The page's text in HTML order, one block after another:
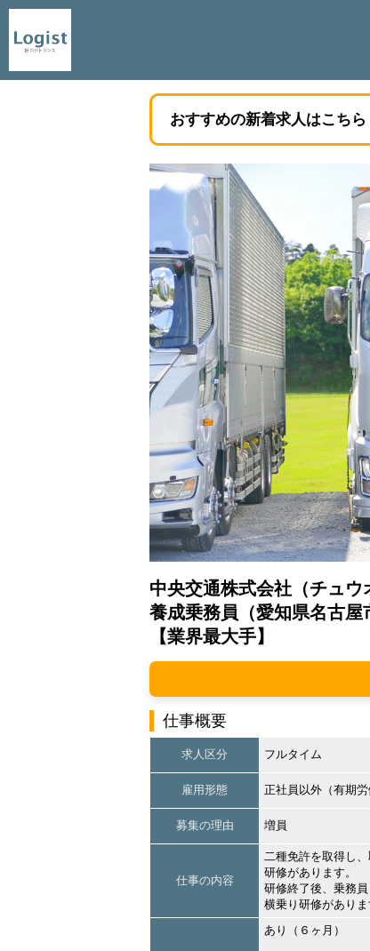
おすすめの新着求人はこちら
中央交通株式会社（チュ
養成乗務員（愛知県名古屋
【業界最大手】
仕事概要
求人区分 フルタイム
雇用形態 正社員以外（有期労
募集の理由 増員
仕事の内容
二種免許を取得し
研修があります。
研修終了後、乗務
横乗り研修がありま
あり（６ヶ月）